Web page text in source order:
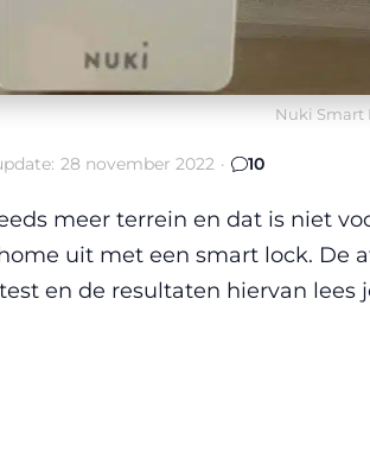
Nuki Smart
28 november 2022 · 10
meer terrein en dat is niet
uit met een smart lock. De
en de resultaten hiervan lees